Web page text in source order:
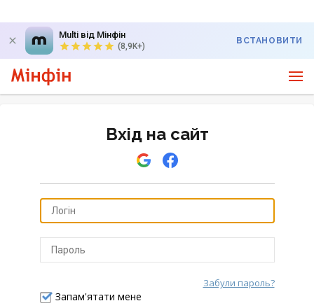
Multi від Мінфін
(8,9K+)
ВСТАНОВИТИ
Вхід на сайт
Запам'ятати мене
Забули пароль?